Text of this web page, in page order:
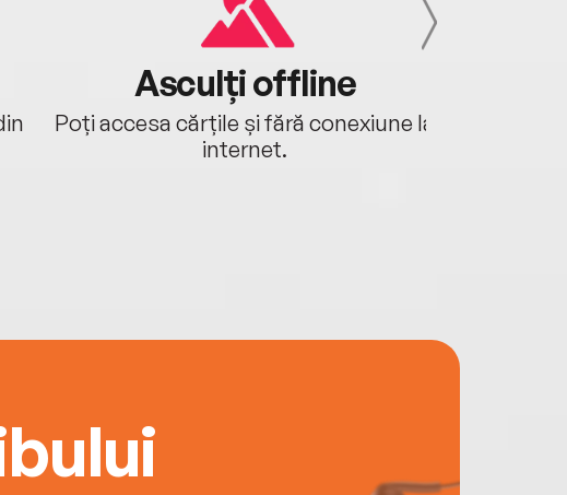
Asculți offline
Poți accesa cărțile și fără conexiune la
internet.